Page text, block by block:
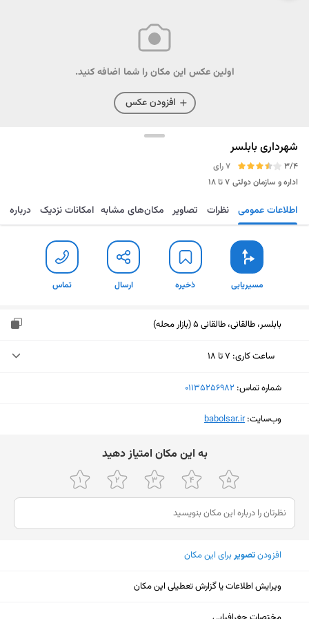
اولین عکس این مکان را شما اضافه کنید.
افزودن عکس
شهرداری بابلسر
3/4
7 رای
اداره و سازمان دولتی ۷ تا ۱۸
مسیریابی ذخیره ارسال تماس اطلاعات عمومی نظرات تصاویر مکان‌های مشابه امکانات نزدیک درباره
مسیریابی ذخیره ارسال تماس
بابلسر، طالقانی، طالقانی 5 (بازار محله)
ساعت کاری: ۷ تا ۱۸
یکشنبه (امروز)
پنجشنبه
۷ تا ۱۸
جمعه
ثبت نشده
شنبه
شماره تماس: ‎01135256982
وب‌سایت:‎babolsar.ir
ﺑﻪ اﯾﻦ ﻣﮑﺎن اﻣﺘﯿﺎز دﻫﯿﺪ
افزودنتصویربرای این مکان
ویرایش اطلاعات یا گزارش تعطیلی این مکان